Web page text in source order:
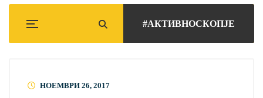
#АКТИВНОСКОПЈЕ
НОЕМВРИ 26, 2017